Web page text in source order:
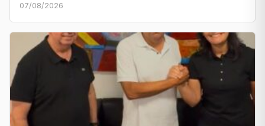
07/08/2026